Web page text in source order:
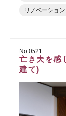
リノベーション
No.0521
亡き夫を感
建て)